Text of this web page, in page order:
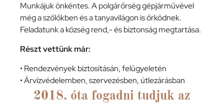
Munkájuk önkéntes. A polgárőrség gépjárművével
még a szőlőkben és a tanyavilágon is őrködnek.
Feladatunk a község rend,- és biztonság megtartása.
Részt vettünk már:
• Rendezvények biztosításán, felügyeletén
• Árvízvédelemben, szervezésben, útlezárásban
2018. óta fogadni tudjuk az